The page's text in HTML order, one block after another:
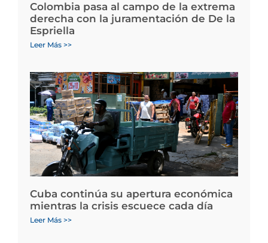
Colombia pasa al campo de la extrema
derecha con la juramentación de De la
Espriella
Leer Más >>
Cuba continúa su apertura económica
mientras la crisis escuece cada día
Leer Más >>